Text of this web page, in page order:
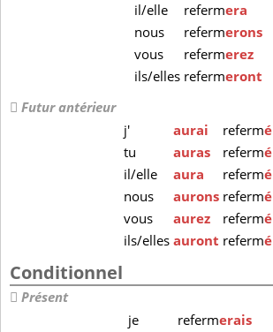
il/elle
refermera
nous
refermerons
vous
refermerez
ils/elles refermeront
Futur antérieur
j'
aurai refermé
tu
auras refermé
il/elle
aura refermé
nous
aurons refermé
vous
aurez refermé
ils/ellesauront refermé
Conditionnel
Présent
je
refermerais